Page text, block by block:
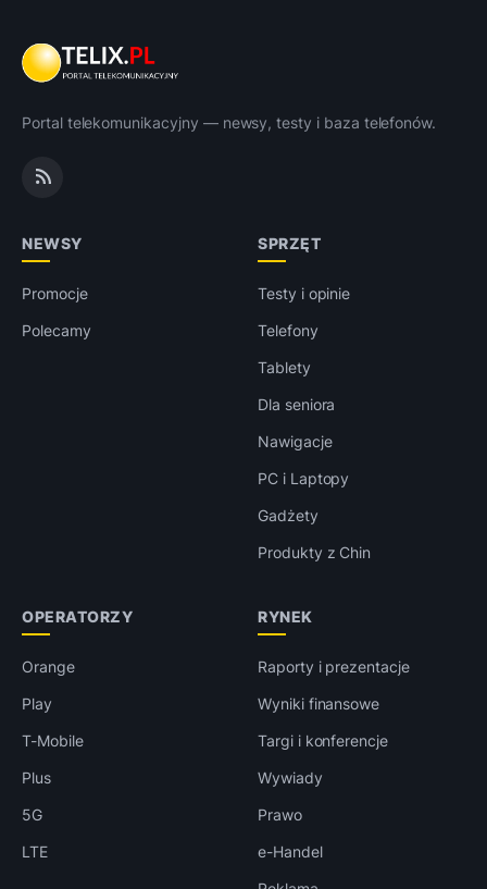
Portal telekomunikacyjny — newsy, testy i baza telefonów.
NEWSY
Promocje
Polecamy
SPRZĘT
Testy i opinie
Telefony
Tablety
Dla seniora
Nawigacje
PC i Laptopy
Gadżety
Produkty z Chin
OPERATORZY
Orange
Play
T-Mobile
Plus
5G
LTE
RYNEK
Raporty i prezentacje
Wyniki finansowe
Targi i konferencje
Wywiady
Prawo
e-Handel